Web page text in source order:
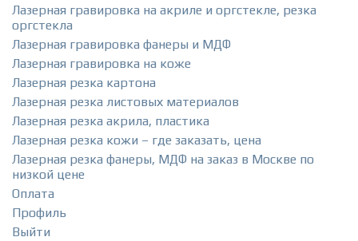
Лазерная гравировка на акриле и оргстекле, резка
оргстекла
Лазерная гравировка фанеры и МДФ
Лазерная гравировка на коже
Лазерная резка картона
Лазерная резка листовых материалов
Лазерная резка акрила, пластика
Лазерная резка кожи – где заказать, цена
Лазерная резка фанеры, МДФ на заказ в Москве по
низкой цене
Оплата
Профиль
Выйти